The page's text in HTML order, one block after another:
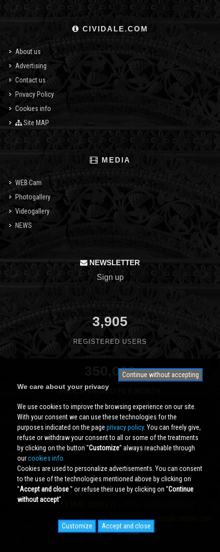
CIVIDALE.COM
About us
Advertising
Contact us
Privacy Policy
Cookies info
Site MAP
MEDIA
WEB Cam
Photogallery
Videogallery
NEWS
NEWSLETTER
Sign up
3,905
REGISTERED USERS
350,000
PAGES VIEWED PER MONTH
Cividale.COMCopyright © 2000 - 2026 All Rights Reserved
powered by
Continue without accepting
We care about your privacy
We use cookies to improve the browsing experience on our site.
With your consent we can use these technologies for the
purposes indicated on the page privacy policy. You can freely give,
refuse or withdraw your consent to all or some of the treatments
by clicking on the button ''Customize'' always reachable through
ourcookies info.
Cookies are used to personalize advertisements. You can consent
to the use of the technologies mentioned above by clicking on
''Accept and close'' or refuse their use by clicking on ''Continue
without accept''
Customize Accept and close